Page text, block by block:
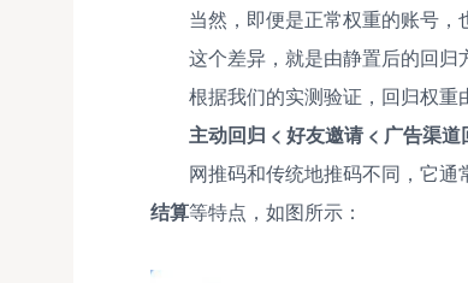
当然，即便是正常权重的账号，
这个差异，就是由静置后的回归
根据我们的实测验证，回归权重
主动回归 < 好友邀请 < 广告渠道
网推码和传统地推码不同，它通
结算等特点，如图所示：